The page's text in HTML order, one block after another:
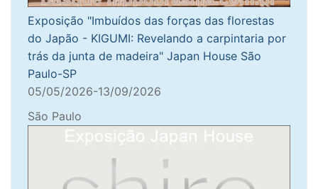
Exposição "Imbuídos das forças das florestas
do Japão - KIGUMI: Revelando a carpintaria por
trás da junta de madeira" Japan House São
Paulo-SP
05/05/2026-13/09/2026
São Paulo